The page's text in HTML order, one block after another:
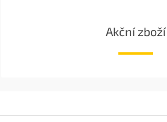
Akční zboží